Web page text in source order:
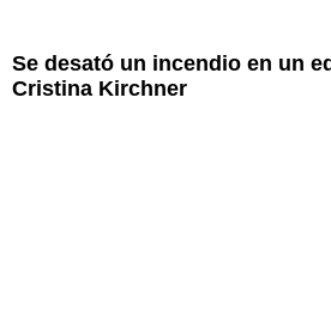
Se desató un incendio en un
Cristina Kirchner